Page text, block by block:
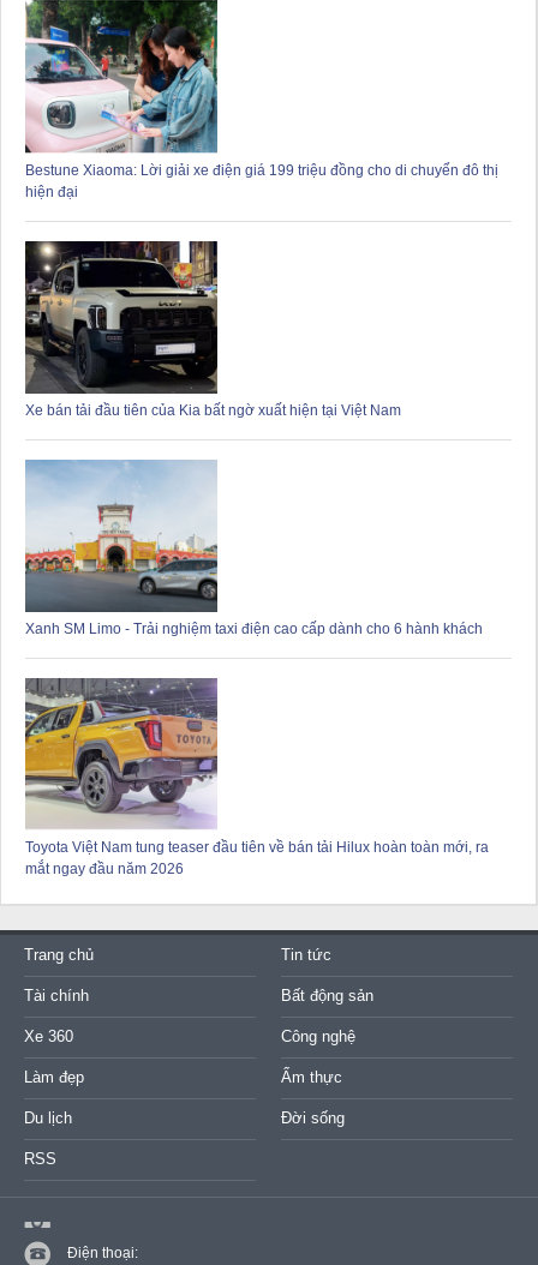
Bestune Xiaoma: Lời giải xe điện giá 199 triệu đồng cho di chuyển đô thị
hiện đại
Xe bán tải đầu tiên của Kia bất ngờ xuất hiện tại Việt Nam
Xanh SM Limo - Trải nghiệm taxi điện cao cấp dành cho 6 hành khách
Toyota Việt Nam tung teaser đầu tiên về bán tải Hilux hoàn toàn mới, ra
mắt ngay đầu năm 2026
Trang chủ Tin tức
Tài chính Bất động sản
Xe 360 Công nghệ
Làm đẹp Ẩm thực
Du lịch Đời sống
RSS
Điện thoại: